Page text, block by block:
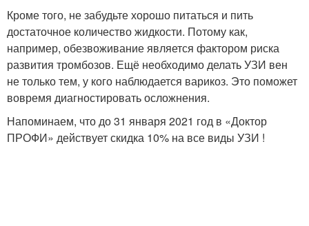
Кроме того, не забудьте хорошо питаться и пить
достаточное количество жидкости. Потому как,
например, обезвоживание является фактором риска
развития тромбозов. Ещё необходимо делать УЗИ вен
не только тем, у кого наблюдается варикоз. Это поможет
вовремя диагностировать осложнения.
Напоминаем, что до 31 января 2021 год в «Доктор
ПРОФИ» действует скидка 10% на все виды УЗИ !